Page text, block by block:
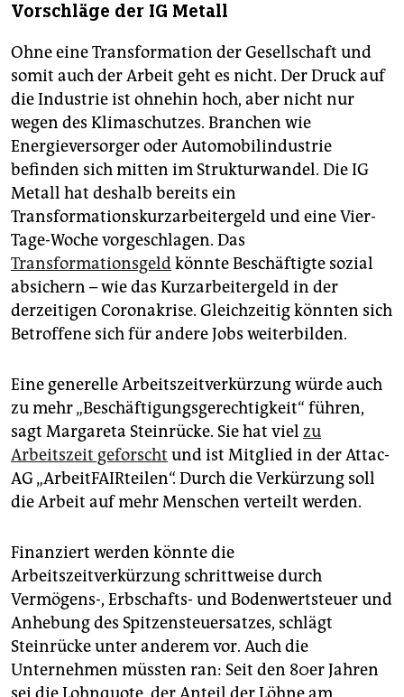
Vorschläge der IG Metall
Ohne eine Transformation der Gesellschaft und
somit auch der Arbeit geht es nicht. Der Druck auf
die Industrie ist ohnehin hoch, aber nicht nur
wegen des Klimaschutzes. Branchen wie
Energieversorger oder Automobilindustrie
befinden sich mitten im Strukturwandel. Die IG
Metall hat deshalb bereits ein
Transformationskurzarbeitergeld und eine Vier-
Tage-Woche vorgeschlagen. Das
Transformationsgeldkönnte Beschäftigte sozial
absichern – wie das Kurzarbeitergeld in der
derzeitigen Coronakrise. Gleichzeitig könnten sich
Betroffene sich für andere Jobs weiterbilden.
Eine generelle Arbeitszeitverkürzung würde auch
zu mehr „Beschäftigungsgerechtigkeit“ führen,
sagt Margareta Steinrücke. Sie hat viel zu
Arbeitszeit geforscht und ist Mitglied in der Attac-
AG „ArbeitFAIRteilen“. Durch die Verkürzung soll
die Arbeit auf mehr Menschen verteilt werden.
Finanziert werden könnte die
Arbeitszeitverkürzung schrittweise durch
Vermögens-, Erbschafts- und Bodenwertsteuer und
Anhebung des Spitzensteuersatzes, schlägt
Steinrücke unter anderem vor. Auch die
Unternehmen müssten ran: Seit den 80er Jahren